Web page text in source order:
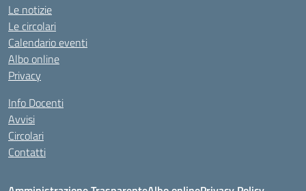
Le notizie
Le circolari
Calendario eventi
Albo online
Privacy
Info Docenti
Avvisi
Circolari
Contatti